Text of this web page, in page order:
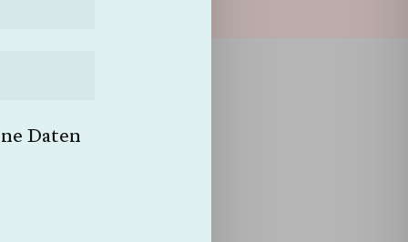
Daten